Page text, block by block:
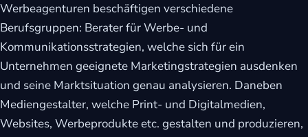
Werbeagenturen beschäftigen verschiedene
Berufsgruppen: Berater für Werbe- und
Kommunikationsstrategien, welche sich für ein
Unternehmen geeignete Marketingstrategien ausdenken
und seine Marktsituation genau analysieren. Daneben
Mediengestalter, welche Print- und Digitalmedien,
Websites, Werbeprodukte etc. gestalten und produzieren,